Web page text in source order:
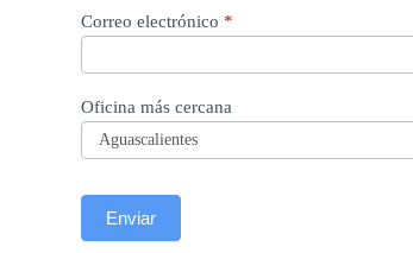
Correo electrónico *
Oficina más cercana
Enviar